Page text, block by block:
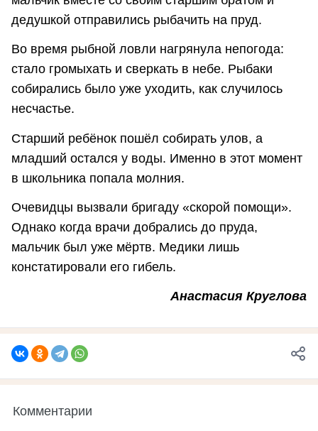
дедушкой отправились рыбачить на пруд.
Во время рыбной ловли нагрянула непогода:
стало громыхать и сверкать в небе. Рыбаки
собирались было уже уходить, как случилось
несчастье.
Старший ребёнок пошёл собирать улов, а
младший остался у воды. Именно в этот момент
в школьника попала молния.
Очевидцы вызвали бригаду «скорой помощи».
Однако когда врачи добрались до пруда,
мальчик был уже мёртв. Медики лишь
констатировали его гибель.
Анастасия Круглова
Комментарии